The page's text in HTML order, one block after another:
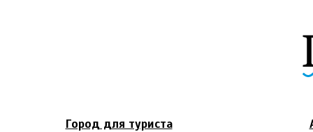
Город для туриста